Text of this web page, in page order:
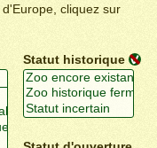
cliquez sur
Statut historique